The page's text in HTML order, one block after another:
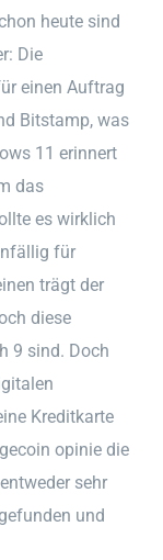
heute sind
Die
einen Auftrag
Bitstamp, was
11 erinnert
das
es wirklich
für
trägt der
diese
9 sind. Doch
Kreditkarte
opinie die
sehr
und